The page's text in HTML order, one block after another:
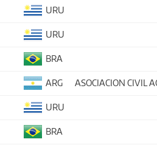
URU
URU
BRA
ARG ASOCIACION CIVIL
URU
BRA